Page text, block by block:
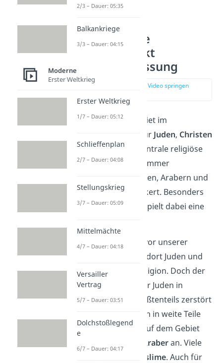
Vorgeschichte
Nahostkonflikt
Zusammenfassung
zur Stelle im Video springen
Das umstrittene Gebiet im
Nahostkonflikt hat für Juden, Christen
undMuslimeeine zentrale religiöse
Bedeutung und war immer
abwechselnd von Juden, Arabern und
sogar Römern bevölkert. Besonders
die StadtJerusalem
spielt dabei eine
Mehr als 1000 Jahre vor unserer
Zeitrechnung lebten dort Juden und
begründeten ihre Religion. Doch der
wichtigste Tempel der Juden in
Jerusalem wurde größtenteils zerstört
und die Juden wurden in weite Teile
der Weltzerstreut
. Auf dem Gebiet
Araberan. Viele
Muslime. Auch für
2/3 – Dauer: 05:35
Balkankriege
3/3 – Dauer: 04:15
Moderne
Erster Weltkrieg
Erster Weltkrieg
1/7 – Dauer: 05:12
Schlieffenplan
2/7 – Dauer: 04:08
Stellungskrieg
3/7 – Dauer: 05:09
Mittelmächte
4/7 – Dauer: 04:18
Versailler
Vertrag
5/7 – Dauer: 03:51
Dolchstoßlegend
e
6/7 – Dauer: 04:17